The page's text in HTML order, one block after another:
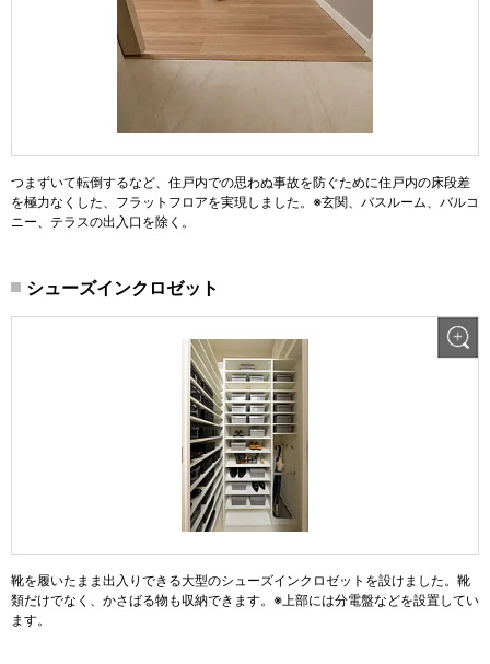
つまずいて転倒するなど、住戸内での思わぬ事故を防ぐために住戸内の床段差
を極力なくした、フラットフロアを実現しました。※玄関、バスルーム、バルコ
ニー、テラスの出入口を除く。
シューズインクロゼット
靴を履いたまま出入りできる大型のシューズインクロゼットを設けました。靴
類だけでなく、かさばる物も収納できます。※上部には分電盤などを設置してい
ます。